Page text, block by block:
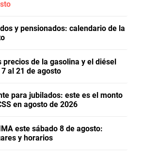
y pensionados: calendario de la
precios de la gasolina y el diésel
al 21 de agosto
para jubilados: este es el monto
en agosto de 2026
este sábado 8 de agosto:
y horarios